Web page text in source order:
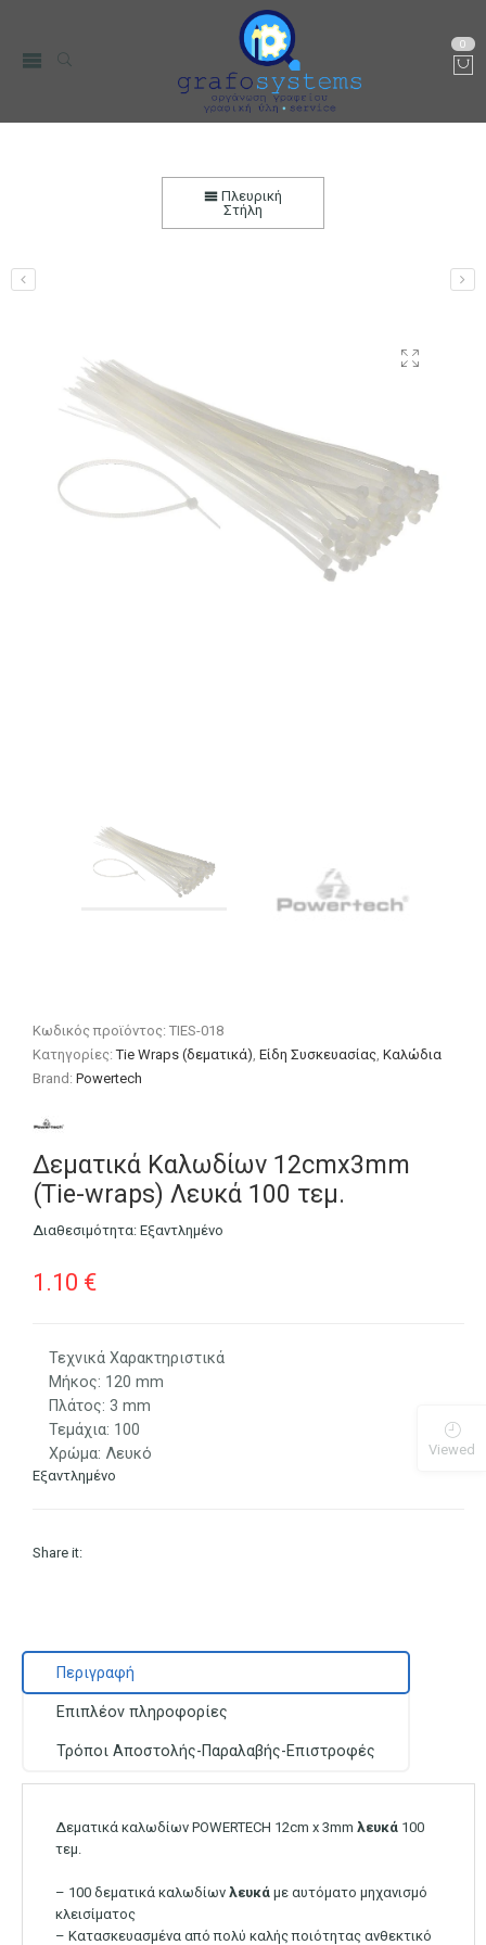
0
Καλώδια
Πλευρική
Στήλη
Κωδικός προϊόντος:TIES-018
Κατηγορίες:Tie Wraps (δεματικά),Είδη Συσκευασίας,Καλώδια
Brand:Powertech
Δεματικά Καλωδίων 12cmx3mm
(Τie-wraps) Λευκά 100 τεμ.
Διαθεσιμότητα:Εξαντλημένο
1.10 €
Τεχνικά Χαρακτηριστικά
Μήκος: 120 mm
Πλάτος: 3 mm
Τεμάχια: 100
Χρώμα: Λευκό
Εξαντλημένο
Share it:
Περιγραφή
Επιπλέον πληροφορίες
Τρόποι Αποστολής-Παραλαβής-Επιστροφές
Δεματικά καλωδίων POWERTECH 12cm x 3mm λευκά 100
τεμ.
– 100 δεματικά καλωδίων λευκά με αυτόματο μηχανισμό
κλεισίματος
– Κατασκευασμένα από πολύ καλής ποιότητας ανθεκτικό
Viewed